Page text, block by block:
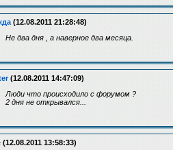
(12.08.2011 21:28:48)
Не два дня , а наверное два месяца.
(12.08.2011 14:47:09)
Люди что происходило с форумом ?
2 дня не открывался...
(12.08.2011 13:58:33)